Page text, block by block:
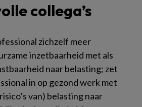
collega’s
zichzelf meer
inzetbaarheid met als
naar belasting; zet
in op gezond werk met
van) belasting naar